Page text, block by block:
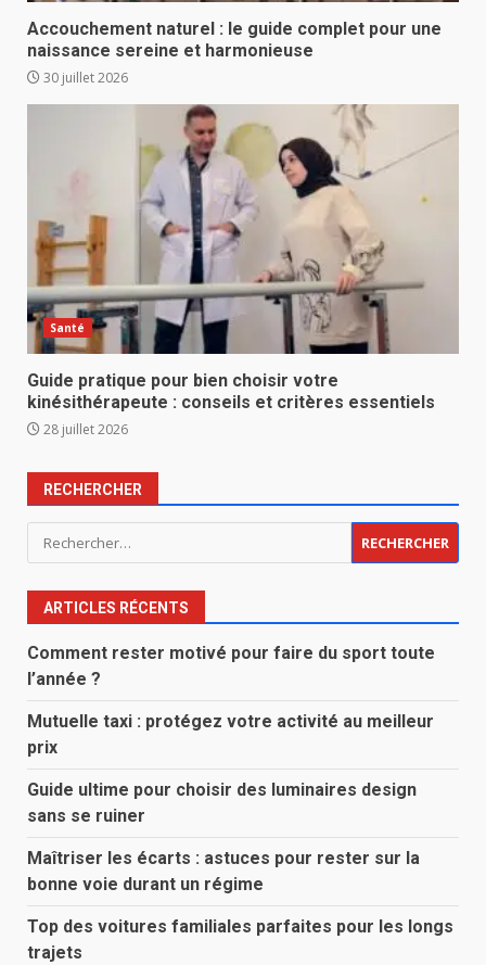
Accouchement naturel : le guide complet pour une
naissance sereine et harmonieuse
30 juillet 2026
Santé
Guide pratique pour bien choisir votre
kinésithérapeute : conseils et critères essentiels
28 juillet 2026
RECHERCHER
Rechercher :
ARTICLES RÉCENTS
Comment rester motivé pour faire du sport toute
l’année ?
Mutuelle taxi : protégez votre activité au meilleur
prix
Guide ultime pour choisir des luminaires design
sans se ruiner
Maîtriser les écarts : astuces pour rester sur la
bonne voie durant un régime
Top des voitures familiales parfaites pour les longs
trajets